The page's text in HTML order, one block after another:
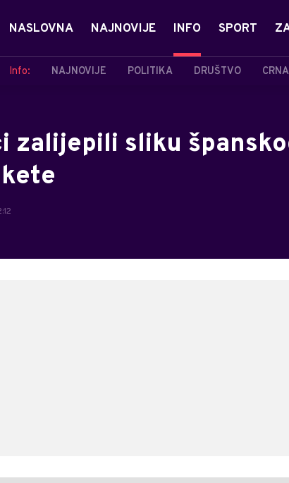
NASLOVNA NAJNOVIJE INFO
Info: NAJNOVIJE POLITIKA DRUŠTVO
SPORT
zalijepili sliku